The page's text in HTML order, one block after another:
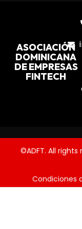
ASOCIACIÓN
DOMINICANA
DE EMPRESAS
FINTECH
©ADFT. All rights
Condiciones